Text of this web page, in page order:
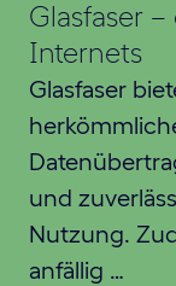
Glasfaser
Internets
Glasfaser
und
Nutzung.
anfällig …